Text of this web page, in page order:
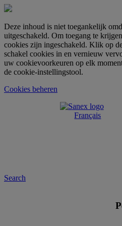
Deze inhoud is niet toegankelijk
uitgeschakeld. Om toegang te
cookies zijn ingeschakeld. Klik op
schakel cookies in en vernieuw
uw cookievoorkeuren op elk
de cookie-instellingstool.
Cookies beheren
Français
Search